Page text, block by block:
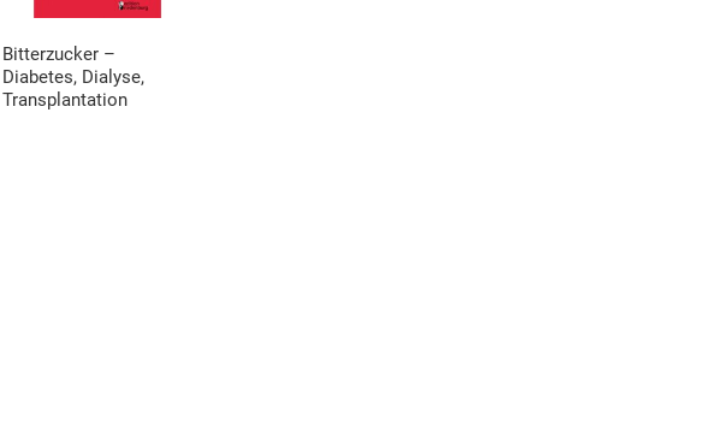
Bitterzucker –
Diabetes, Dialyse,
Transplantation